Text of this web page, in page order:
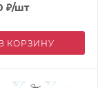
₽/шт
КОРЗИНУ